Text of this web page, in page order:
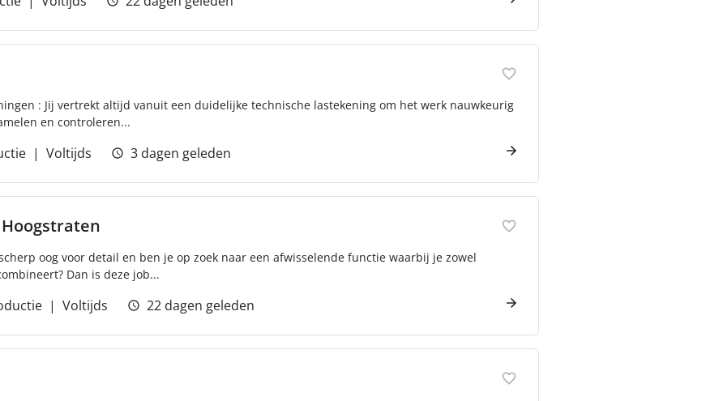
: Jij vertrekt altijd vanuit een duidelijke technische lastekening om het werk nauwkeurig
en controleren...
Voltijds 3 dagen geleden
oog voor detail en ben je op zoek naar een afwisselende functie waarbij je zowel
Dan is deze job...
Voltijds 22 dagen geleden